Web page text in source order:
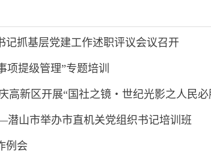
记抓基层党建工作述职评议会议召开
项提级管理”专题培训
潜山市举办市直机关党组织书记培训班
例会